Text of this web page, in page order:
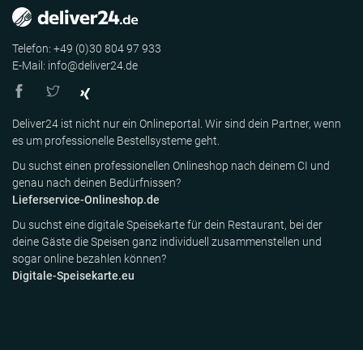
Telefon: +49 (0)30 804 97 933
E-Mail: info@deliver24.de
Deliver24 ist nicht nur ein Onlineportal. Wir sind dein Partner, wenn
es um professionelle Bestellsysteme geht.
Du suchst einen professionellen Onlineshop nach deinem CI und
genau nach deinen Bedürfnissen?
Lieferservice-Onlineshop.de
Du suchst eine digitale Speisekarte für dein Restaurant, bei der
deine Gäste die Speisen ganz individuell zusammenstellen und
sogar online bezahlen können?
Digitale-Speisekarte.eu